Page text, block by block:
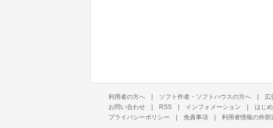
利用者の方へ | ソフト作者・ソフトハウスの方へ | 広
お問い合わせ | RSS | インフォメーション | はじ
プライバシーポリシー | 免責事項 | 利用者情報の外部